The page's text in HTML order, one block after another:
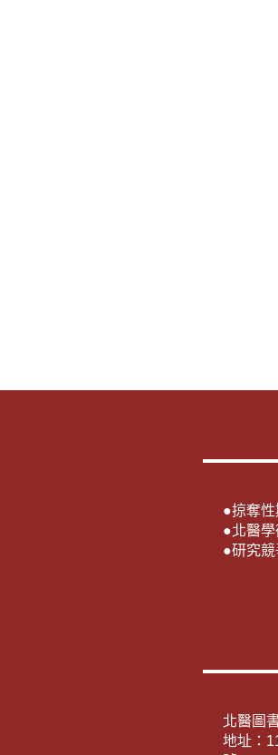
●掠奪
●北醫
●研究
北醫圖
地址：